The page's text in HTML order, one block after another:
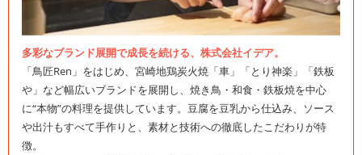
多彩なブランド展開で成長を続ける、株式会社イデア。
「鳥匠Ren」をはじめ、宮崎地鶏炭火焼「車」「とり神楽」「鉄板
や」など幅広いブランドを展開し、焼き鳥・和食・鉄板焼を中心
に“本物”の料理を提供しています。豆腐を豆乳から仕込み、ソース
や出汁もすべて手作りと、素材と技術への徹底したこだわりが特
徴。